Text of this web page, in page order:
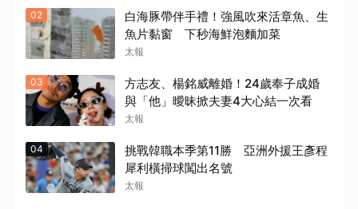
02
白海豚帶伴手禮！強風吹來活章魚、生
魚片黏窗 下秒海鮮泡麵加菜
太報
03
方志友、楊銘威離婚！24歲奉子成婚
與「他」曖昧掀夫妻4大心結一次看
太報
04
挑戰韓職本季第11勝 亞洲外援王彥程
犀利橫掃球闖出名號
太報